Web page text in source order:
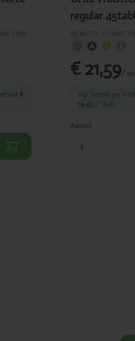
€
regular
€ 21,59/
Tip: bestel per
19,43 / stuk
Aantal